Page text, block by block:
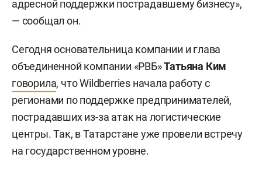
адресной поддержки пострадавшему бизнесу»,
— сообщал он.
Сегодня основательница компании и глава
объединенной компании «РВБ»Татьяна Ким
говорила, что Wildberries начала работу с
регионами по поддержке предпринимателей,
пострадавших из-за атак на логистические
центры. Так, в Татарстане уже провели встречу
на государственном уровне.